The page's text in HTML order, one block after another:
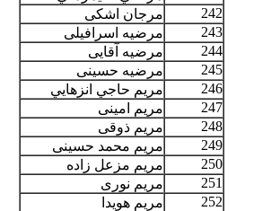
242
مرجان اشکی
243
مرضیه اسرافیلی
244
مرضیه آقایی
245
مرضیه حسینی
246
مريم حاجي انزهايي
247
مریم امینی
248
مریم ذوقی
249
مریم محمد حسینی
250
مریم مزعل زاده
251
مریم نوری
252
مریم هویدا